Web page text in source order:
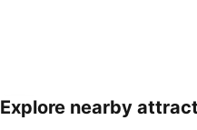
Haritayı genişlet
Explore nearby